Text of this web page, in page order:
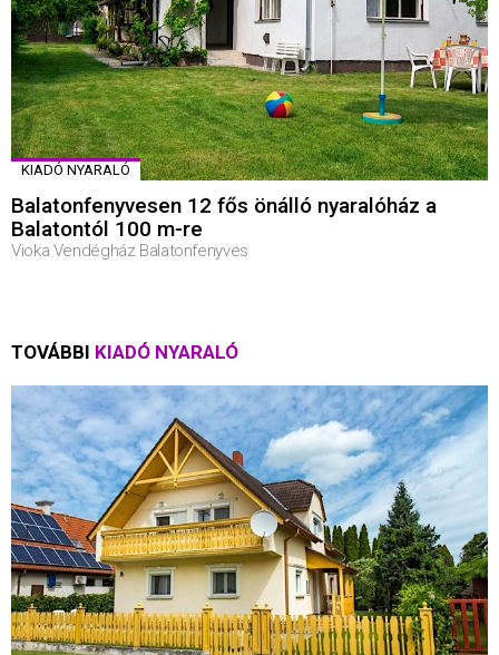
KIADÓ NYARALÓ
Balatonfenyvesen 12 fős önálló nyaralóház a
Balatontól 100 m-re
Vioka Vendégház Balatonfenyves
TOVÁBBI KIADÓ NYARALÓ